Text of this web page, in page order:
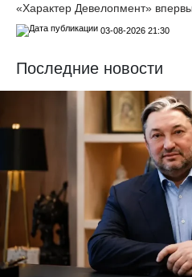
«Характер Девелопмент»
03-08-2026 21:30
Последние новости